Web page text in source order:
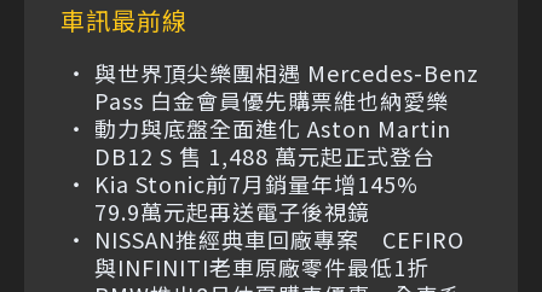
車訊最前線
與世界頂尖樂團相遇 Mercedes-Benz
Pass 白金會員優先購票維也納愛樂
動力與底盤全面進化 Aston Martin
DB12 S 售 1,488 萬元起正式登台
Kia Stonic前7月銷量年增145%
79.9萬元起再送電子後視鏡
NISSAN推經典車回廠專案 CEFIRO
與INFINITI老車原廠零件最低1折